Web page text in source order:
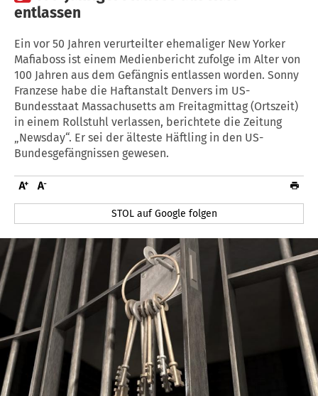
entlassen
Ein vor 50 Jahren verurteilter ehemaliger New Yorker
Mafiaboss ist einem Medienbericht zufolge im Alter von
100 Jahren aus dem Gefängnis entlassen worden. Sonny
Franzese habe die Haftanstalt Denvers im US-
Bundesstaat Massachusetts am Freitagmittag (Ortszeit)
in einem Rollstuhl verlassen, berichtete die Zeitung
„Newsday“. Er sei der älteste Häftling in den US-
Bundesgefängnissen gewesen.
STOL auf Google folgen